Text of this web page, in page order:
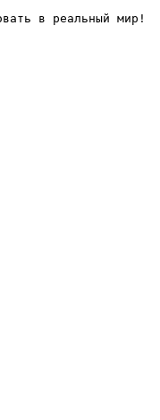
в реальный мир!